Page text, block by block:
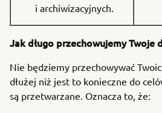
i archiwizacyjnych.
Jak długo przechowujemy Twoje
Nie będziemy przechowywać
dłużej niż jest to konieczne do
są przetwarzane. Oznacza to, że: